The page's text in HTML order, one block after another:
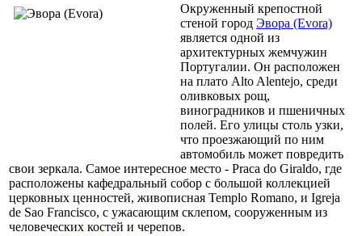
Окруженный крепостной
стеной город Эвора (Evora)
является одной из
архитектурных жемчужин
Португалии. Он расположен
на плато Alto Alentejo, среди
оливковых рощ,
виноградников и пшеничных
полей. Его улицы столь узки,
что проезжающий по ним
автомобиль может повредить
свои зеркала. Самое интересное место - Praca do Giraldo, где
расположены кафедральный собор с большой коллекцией
церковных ценностей, живописная Templo Romano, и Igreja
de Sao Francisco, с ужасающим склепом, сооруженным из
человеческих костей и черепов.